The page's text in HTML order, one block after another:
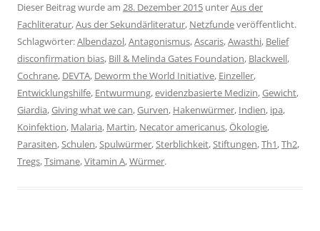
Dieser Beitrag wurde am 28. Dezember 2015 unterAus der
Fachliteratur,Aus der Sekundärliteratur, Netzfundeveröffentlicht.
Schlagwörter:Albendazol,Antagonismus,Ascaris,Awasthi, Belief
dis­con­fir­ma­tion bias, Bill & Melinda Gates Foundation, Blackwell,
Cochrane, DEVTA, Deworm the World Initiative, Einzeller,
Entwicklungshilfe, Entwurmung,evidenzbasierte Medizin,Gewicht,
Giardia,Giving what we can,Gurven, Hakenwürmer, Indien, ipa,
Koinfektion, Malaria, Martin, Necator americanus,Ökologie,
Parasiten,Schulen,Spulwürmer,Sterblichkeit,Stiftungen,Th1,Th2,
Tregs,Tsimane,Vitamin A,Würmer.